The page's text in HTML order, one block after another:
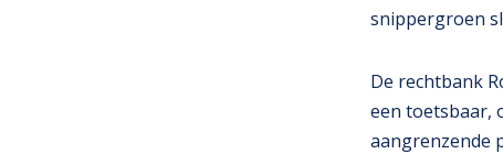
snippergroen
De rechtbank
een toetsbaar,
aangrenzende